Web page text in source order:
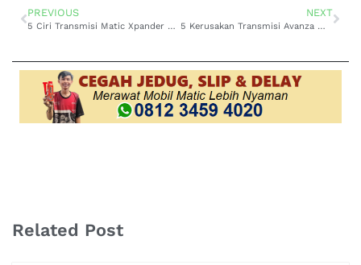
PREVIOUS
5 Ciri Transmisi Matic Xpander Bermasalah yang Wajib diketahui
NEXT
5 Kerusakan Transmisi Avanza Matic yang Sering Ditemui
Related Post